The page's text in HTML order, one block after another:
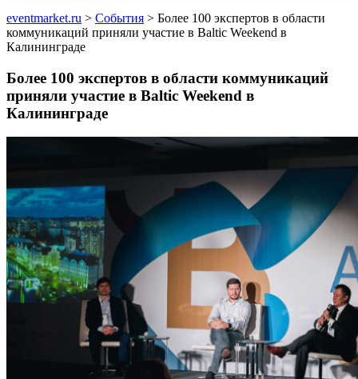
eventmarket.ru > События > Более 100 экспертов в области
коммуникаций приняли участие в Baltic Weekend в
Калининграде
Более 100 экспертов в области коммуникаций
приняли участие в Baltic Weekend в
Калининграде